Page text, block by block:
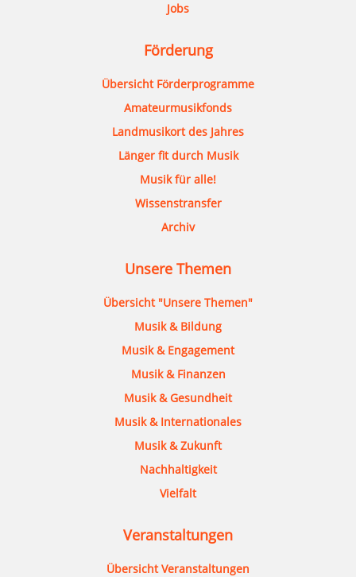
Jobs
Förderung
Übersicht Förderprogramme
Amateurmusikfonds
Landmusikort des Jahres
Länger fit durch Musik
Musik für alle!
Wissenstransfer
Archiv
Unsere Themen
Übersicht "Unsere Themen"
Musik & Bildung
Musik & Engagement
Musik & Finanzen
Musik & Gesundheit
Musik & Internationales
Musik & Zukunft
Nachhaltigkeit
Vielfalt
Veranstaltungen
Übersicht Veranstaltungen